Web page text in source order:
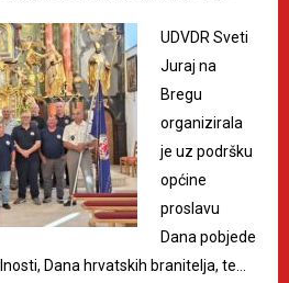
UDVDR Sveti
Juraj na
Bregu
organizirala
je uz podršku
općine
proslavu
Dana pobjede
Dana hrvatskih branitelja, te…